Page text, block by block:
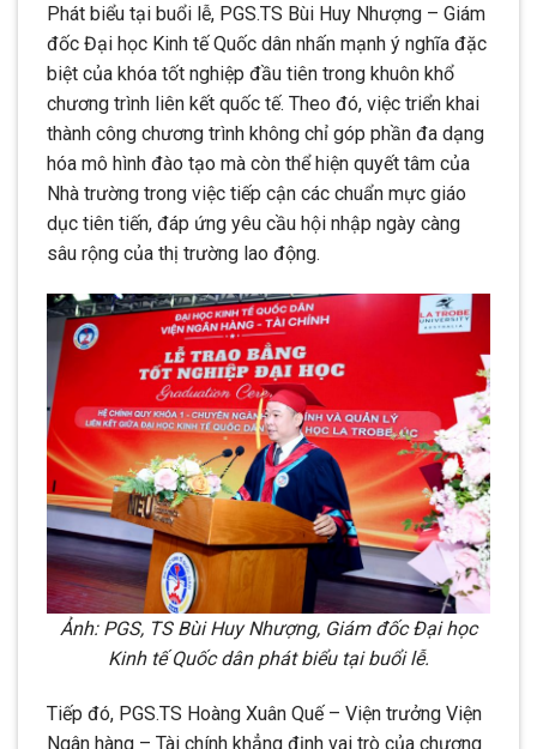
Phát biểu tại buổi lễ, PGS.TS Bùi Huy Nhượng – Giám
đốc Đại học Kinh tế Quốc dân nhấn mạnh ý nghĩa đặc
biệt của khóa tốt nghiệp đầu tiên trong khuôn khổ
chương trình liên kết quốc tế. Theo đó, việc triển khai
thành công chương trình không chỉ góp phần đa dạng
hóa mô hình đào tạo mà còn thể hiện quyết tâm của
Nhà trường trong việc tiếp cận các chuẩn mực giáo
dục tiên tiến, đáp ứng yêu cầu hội nhập ngày càng
sâu rộng của thị trường lao động.
Ảnh: PGS, TS Bùi Huy Nhượng, Giám đốc Đại học
Kinh tế Quốc dân phát biểu tại buổi lễ.
Tiếp đó, PGS.TS Hoàng Xuân Quế – Viện trưởng Viện
Ngân hàng – Tài chính khẳng định vai trò của chương